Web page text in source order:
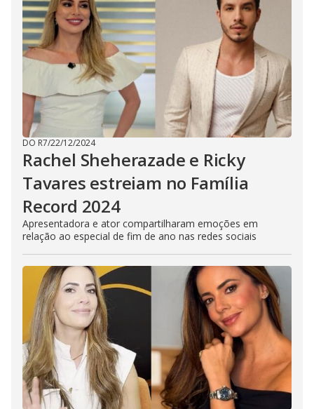
DO R7/22/12/2024
Rachel Sheherazade e Ricky
Tavares estreiam no Família
Record 2024
Apresentadora e ator compartilharam emoções em
relação ao especial de fim de ano nas redes sociais